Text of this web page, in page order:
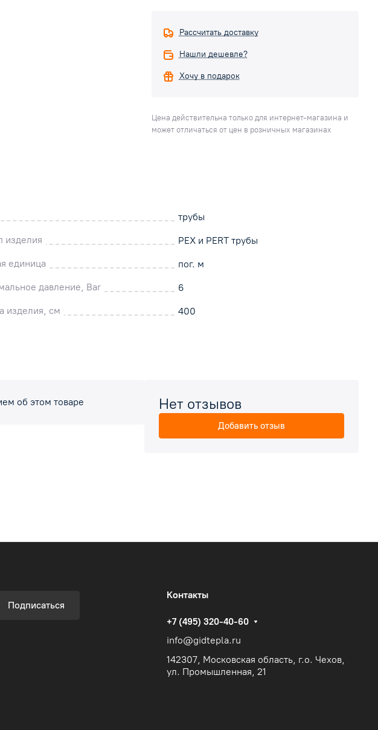
Рассчитать доставку
Нашли дешевле?
Хочу в подарок
Цена действительна только для интернет-магазина и
может отличаться от цен в розничных магазинах
трубы
изделия
PEX и PERT трубы
единица
пог. м
давление, Bar
6
изделия, см 400
об этом товаре Нет отзывов
Добавить отзыв
Подписаться
Контакты
+7 (495) 320-40-60
info@gidtepla.ru
142307, Московская область, г.о. Чехов,
ул. Промышленная, 21